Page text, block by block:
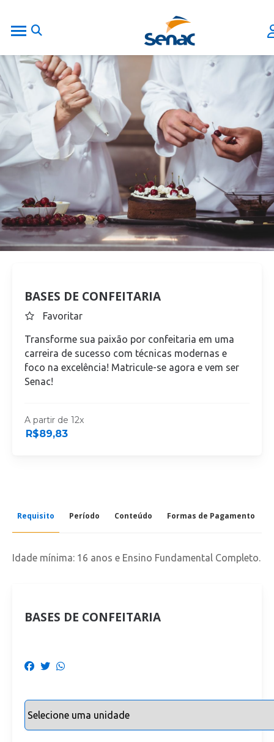
BASES DE CONFEITARIA
Favoritar
Transforme sua paixão por confeitaria em uma
carreira de sucesso com técnicas modernas e
foco na excelência! Matricule-se agora e vem ser
Senac!
A partir de 12x
R$89,83
Requisito Período Conteúdo Formas de Pagamento
Idade mínima: 16 anos e Ensino Fundamental Completo.
BASES DE CONFEITARIA